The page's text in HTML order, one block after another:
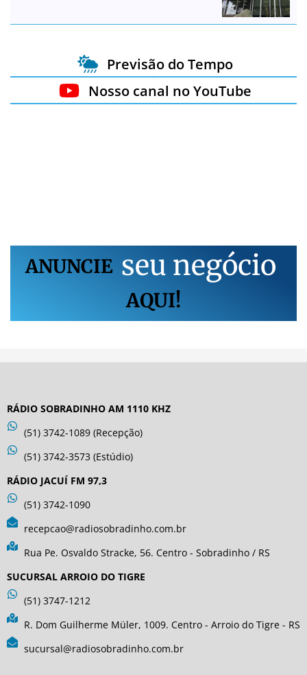
Previsão do Tempo
Nosso canal no YouTube
ANUNCIE seu negócio
AQUI!
RÁDIO SOBRADINHO AM 1110 KHZ
(51) 3742-1089 (Recepção)
(51) 3742-3573 (Estúdio)
RÁDIO JACUÍ FM 97,3
(51) 3742-1090
recepcao@radiosobradinho.com.br
Rua Pe. Osvaldo Stracke, 56. Centro - Sobradinho / RS
SUCURSAL ARROIO DO TIGRE
(51) 3747-1212
R. Dom Guilherme Müler, 1009. Centro - Arroio do Tigre - RS
sucursal@radiosobradinho.com.br